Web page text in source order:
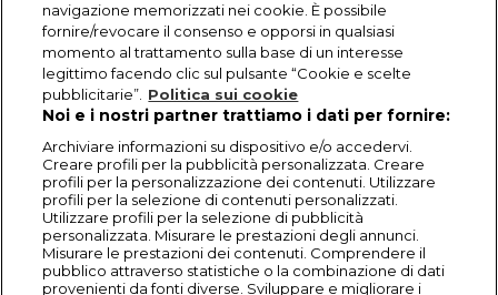
navigazione memorizzati nei cookie. È possibile
fornire/revocare il consenso e opporsi in qualsiasi
momento al trattamento sulla base di un interesse
legittimo facendo clic sul pulsante “Cookie e scelte
pubblicitarie”. Politica sui cookie
Noi e i nostri partner trattiamo i dati per fornire:
Archiviare informazioni su dispositivo e/o accedervi.
Creare profili per la pubblicità personalizzata. Creare
profili per la personalizzazione dei contenuti. Utilizzare
profili per la selezione di contenuti personalizzati.
Utilizzare profili per la selezione di pubblicità
personalizzata. Misurare le prestazioni degli annunci.
Misurare le prestazioni dei contenuti. Comprendere il
pubblico attraverso statistiche o la combinazione di dati
provenienti da fonti diverse. Sviluppare e migliorare i